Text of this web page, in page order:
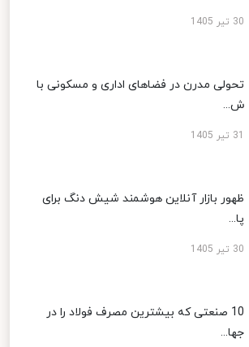
30 تیر 1405
تحولی مدرن در فضاهای اداری و مسکونی با
ش...
ظهور بازار آنلاین هوشمند شیش دنگ برای
پا...
30 تیر 1405
10 صنعتی که بیشترین مصرف فولاد را در
جها...